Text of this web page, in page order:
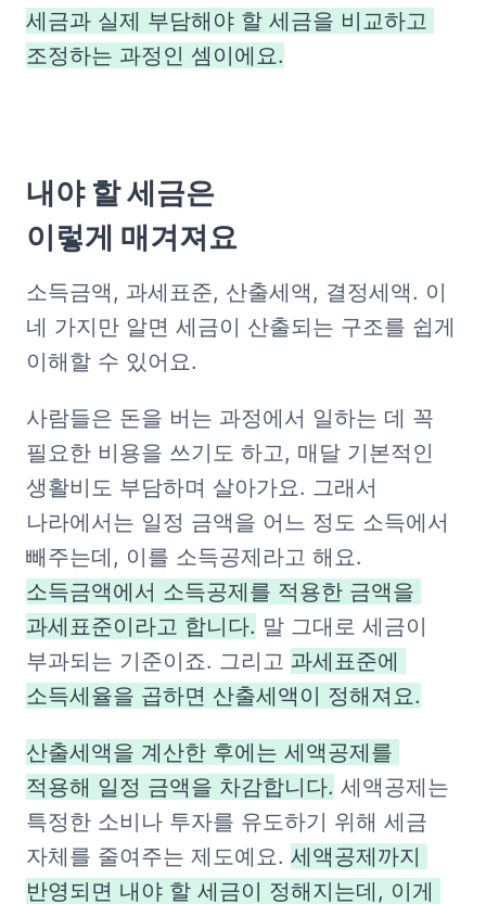
세금과 실제 부담해야 할 세금을 비교하고
조정하는 과정인 셈이에요.
내야 할 세금은
이렇게 매겨져요
소득금액, 과세표준, 산출세액, 결정세액. 이
네 가지만 알면 세금이 산출되는 구조를 쉽게
이해할 수 있어요.
사람들은 돈을 버는 과정에서 일하는 데 꼭
필요한 비용을 쓰기도 하고, 매달 기본적인
생활비도 부담하며 살아가요. 그래서
나라에서는 일정 금액을 어느 정도 소득에서
소득금액에서 소득공제를 적용한 금액을
과세표준이라고 합니다. 말 그대로 세금이
부과되는 기준이죠. 그리고 과세표준에
소득세율을 곱하면 산출세액이 정해져요.
산출세액을 계산한 후에는 세액공제를
적용해 일정 금액을 차감합니다. 세액공제는
특정한 소비나 투자를 유도하기 위해 세금
자체를 줄여주는 제도예요. 세액공제까지
반영되면 내야 할 세금이 정해지는데, 이게